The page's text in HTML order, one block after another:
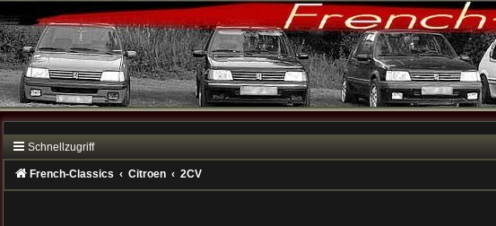
Schnellzugriff
French-Classics Citroen 2CV